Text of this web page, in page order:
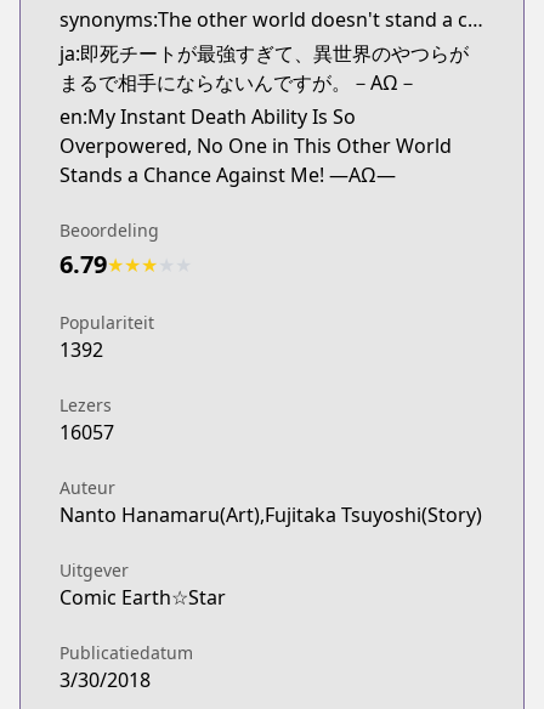
synonyms:The other world doesn't stand a chance against the power of instant death
ja:即死チートが最強すぎて、異世界のやつらが
まるで相手にならないんですが。－AΩ－
en:My Instant Death Ability Is So
Overpowered, No One in This Other World
Stands a Chance Against Me! —AΩ—
Beoordeling
6.79★★★
Populariteit
1392
Lezers
16057
Auteur
Nanto Hanamaru(Art),Fujitaka Tsuyoshi(Story)
Uitgever
Comic Earth☆Star
Publicatiedatum
3/30/2018